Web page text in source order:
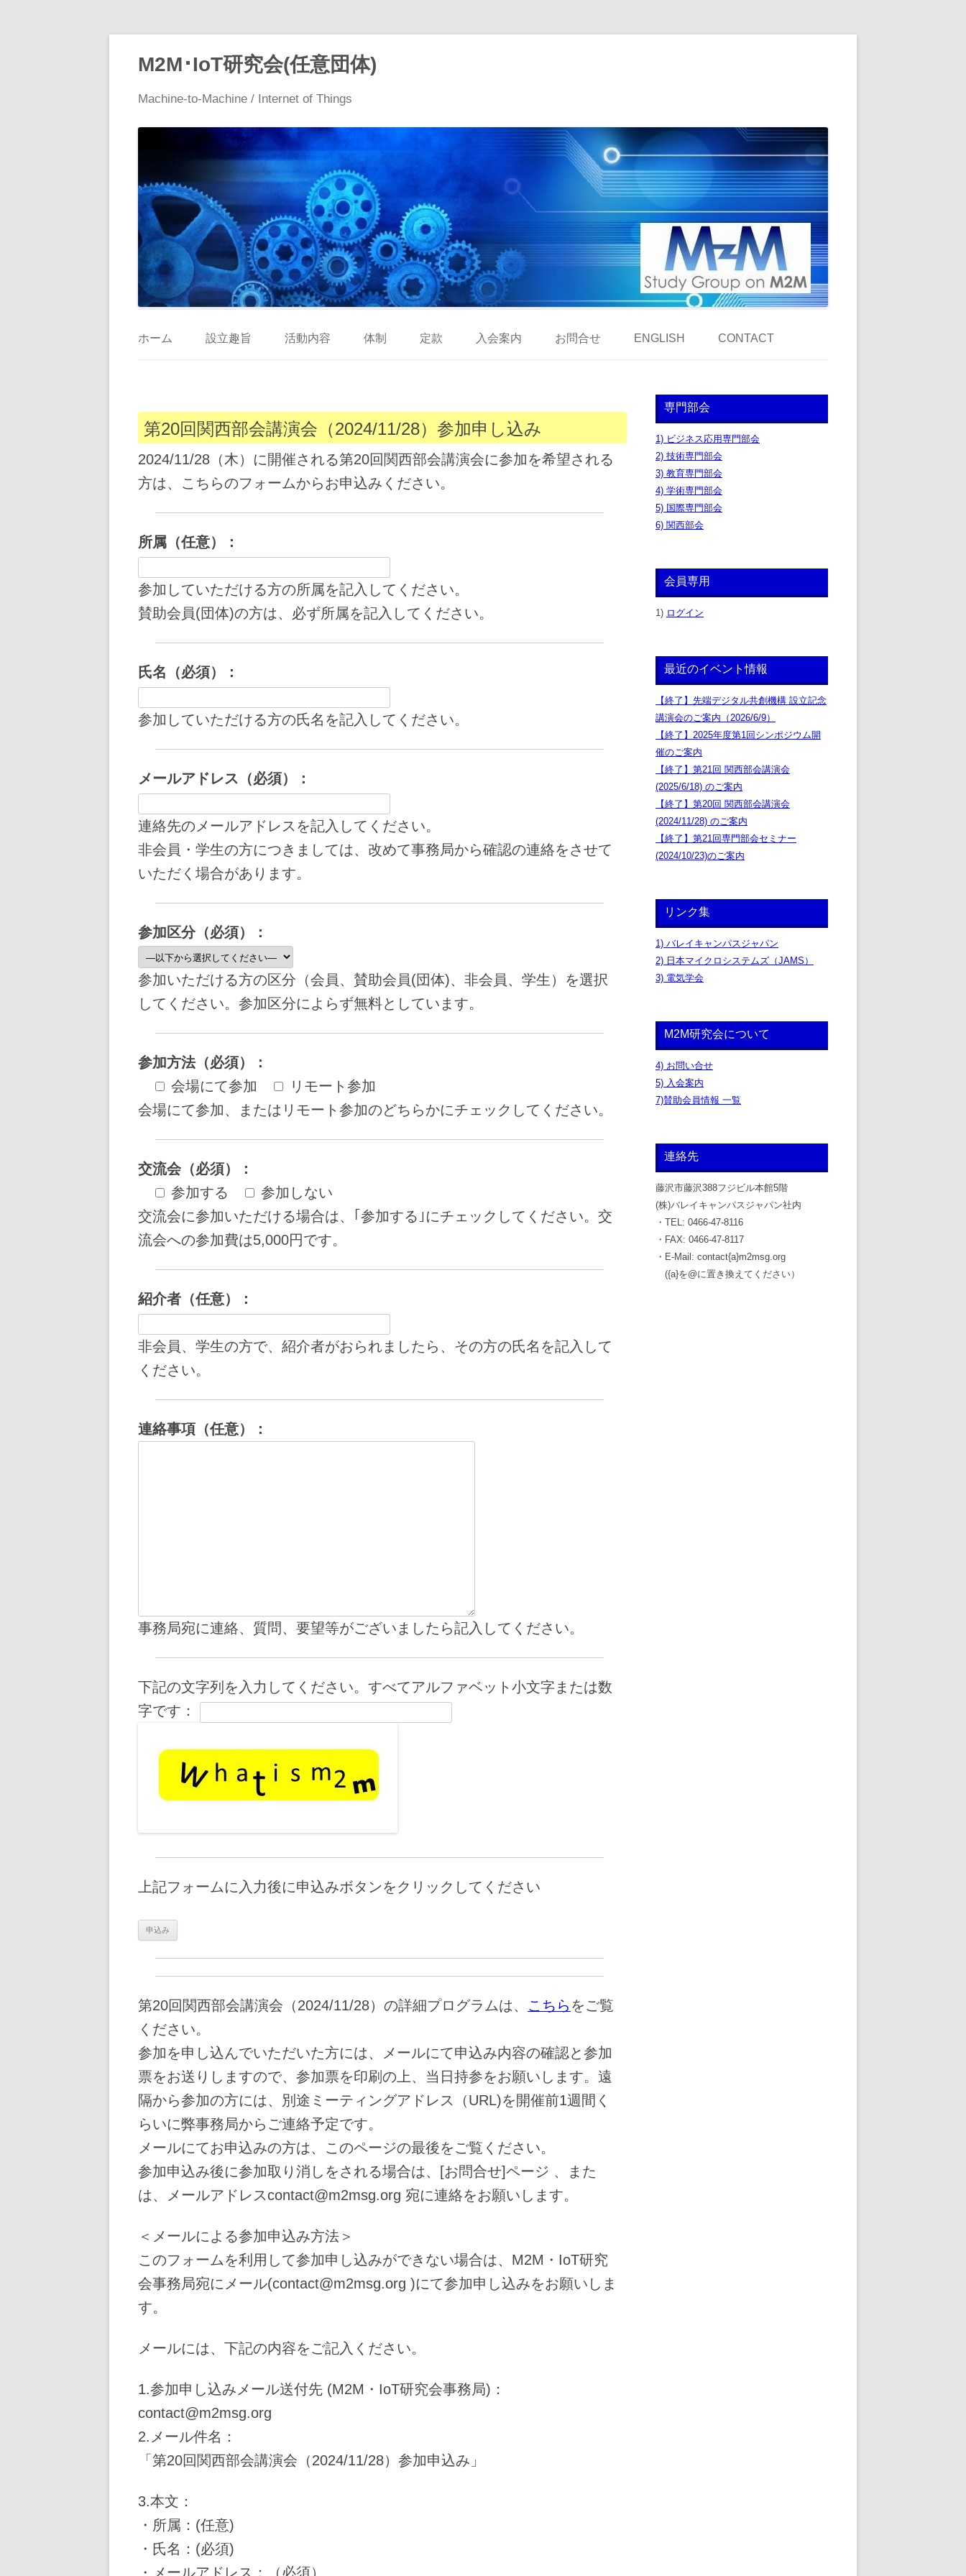
M2M･IoT研究会(任意団体)
Machine-to-Machine / Internet of Things
テ
ホーム 設立趣旨 活動内容 体制 定款 入会案内 お問合せ ENGLISH CONTACT
第20回関西部会講演会（2024/11/28）参加申し込み
2024/11/28（木）に開催される第20回関西部会講演会に参加を希望される
方は、こちらのフォームからお申込みください。
所属（任意）：
参加していただける方の所属を記入してください。
賛助会員(団体)の方は、必ず所属を記入してください。
氏名（必須）：
参加していただける方の氏名を記入してください。
メールアドレス（必須）：
連絡先のメールアドレスを記入してください。
非会員・学生の方につきましては、改めて事務局から確認の連絡をさせて
いただく場合があります。
参加区分（必須）：
参加いただける方の区分（会員、賛助会員(団体)、非会員、学生）を選択
してください。参加区分によらず無料としています。
参加方法（必須）：
会場にて参加
リモート参加
会場にて参加、またはリモート参加のどちらかにチェックしてください。
交流会（必須）：
参加する
参加しない
交流会に参加いただける場合は、｢参加する｣にチェックしてください。交
流会への参加費は5,000円です。
紹介者（任意）：
非会員、学生の方で、紹介者がおられましたら、その方の氏名を記入して
ください。
連絡事項（任意）：
事務局宛に連絡、質問、要望等がございましたら記入してください。
下記の文字列を入力してください。すべてアルファベット小文字または数
字です：
上記フォームに入力後に申込みボタンをクリックしてください
第20回関西部会講演会（2024/11/28）の詳細プログラムは、 こちら をご覧
ください。
参加を申し込んでいただいた方には、メールにて申込み内容の確認と参加
票をお送りしますので、参加票を印刷の上、当日持参をお願いします。遠
隔から参加の方には、別途ミーティングアドレス（URL)を開催前1週間く
らいに弊事務局からご連絡予定です。
メールにてお申込みの方は、このページの最後をご覧ください。
参加申込み後に参加取り消しをされる場合は、[お問合せ]ページ 、また
は、メールアドレスcontact@m2msg.org 宛に連絡をお願いします。
＜メールによる参加申込み方法＞
このフォームを利用して参加申し込みができない場合は、M2M・IoT研究
会事務局宛にメール(contact@m2msg.org )にて参加申し込みをお願いしま
す。
メールには、下記の内容をご記入ください。
1.参加申し込みメール送付先 (M2M・IoT研究会事務局)：
contact@m2msg.org
2.メール件名：
「第20回関西部会講演会（2024/11/28）参加申込み」
3.本文：
・所属：(任意)
・氏名：(必須)
・メールアドレス：（必須）
専門部会
1) ビジネス応用専門部会
2) 技術専門部会
3) 教育専門部会
4) 学術専門部会
5) 国際専門部会
6) 関西部会
会員専用
1) ログイン
最近のイベント情報
【終了】先端デジタル共創機構 設立記念
講演会のご案内（2026/6/9）
【終了】2025年度第1回シンポジウム開
催のご案内
【終了】第21回 関西部会講演会
(2025/6/18) のご案内
【終了】第20回 関西部会講演会
(2024/11/28) のご案内
【終了】第21回専門部会セミナー
(2024/10/23)のご案内
リンク集
1) バレイキャンパスジャパン
2) 日本マイクロシステムズ（JAMS）
3) 電気学会
M2M研究会について
4) お問い合せ
5) 入会案内
7)賛助会員情報 一覧
連絡先
藤沢市藤沢388フジビル本館5階
(株)バレイキャンパスジャパン社内
・TEL: 0466-47-8116
・FAX: 0466-47-8117
・E-Mail: contact{a}m2msg.org
({a}を@に置き換えてください）